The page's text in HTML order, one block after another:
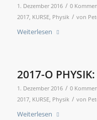
1. Dezember 2016 / 0
2017, KURSE, Physik / von
Weiterlesen
2017-O
1. Dezember 2016 / 0
2017, KURSE, Physik / von
Weiterlesen